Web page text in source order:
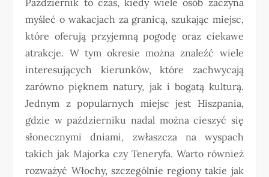
myśleć o wakacjach za granicą, szukając miejsc,
które oferują przyjemną pogodę oraz ciekawe
atrakcje. W tym okresie można znaleźć wiele
interesujących kierunków, które zachwycają
zarówno pięknem natury, jak i bogatą kulturą.
Jednym z popularnych miejsc jest Hiszpania,
gdzie w październiku nadal można cieszyć się
słonecznymi dniami, zwłaszcza na wyspach
takich jak Majorka czy Teneryfa. Warto również
rozważyć Włochy, szczególnie regiony takie jak